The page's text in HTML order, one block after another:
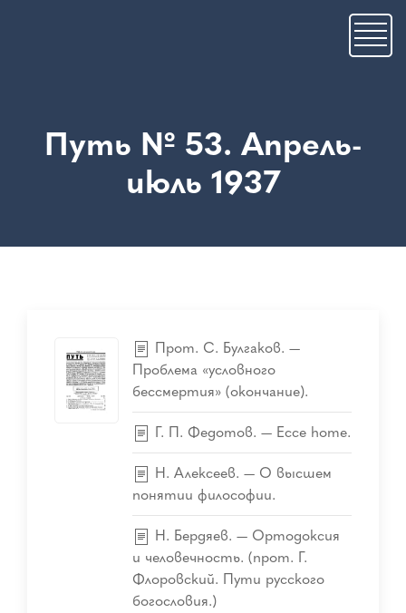
Путь № 53. Апрель-
июль 1937
Прот. С. Булгаков. —
Проблема «условного
бессмертия» (окончание).
Г. П. Федотов. — Ecce home.
Н. Алексеев. — О высшем
понятии философии.
Н. Бердяев. — Ортодоксия
и человечность. (прот. Г.
Флоровский. Пути русского
богословия.)